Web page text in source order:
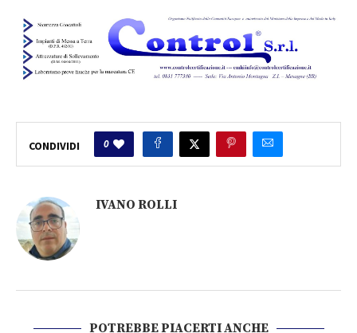
CONDIVIDI 0
IVANO ROLLI
POTREBBE PIACERTI ANCHE